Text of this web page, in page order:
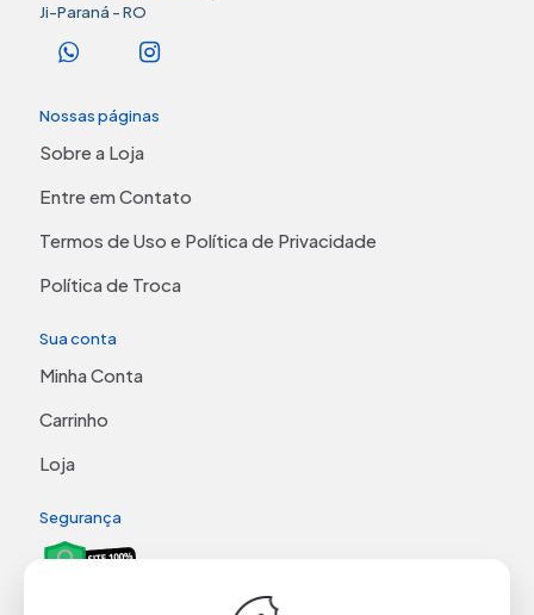
Ji-Paraná - RO
Nossas páginas
Sobre a Loja
Entre em Contato
Termos de Uso e Política de Privacidade
Política de Troca
Sua conta
Minha Conta
Carrinho
Loja
Segurança